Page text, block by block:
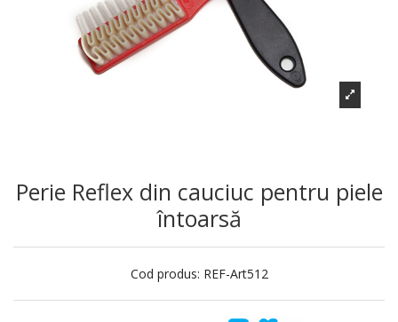
Perie Reflex din cauciuc pentru piele
întoarsă
Cod produs: REF-Art512